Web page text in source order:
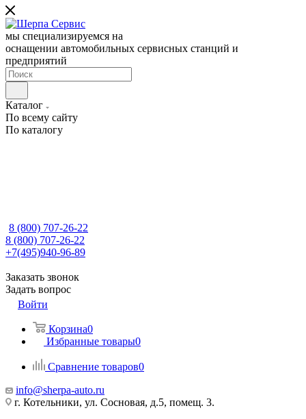
мы специализируемся на
оснащении автомобильных сервисных станций и
предприятий
Каталог
По всему сайту
По каталогу
8 (800) 707-26-22
8 (800) 707-26-22
+7(495)940-96-89
Заказать звонок
Задать вопрос
Войти
Корзина0
Избранные товары0
Сравнение товаров0
info@sherpa-auto.ru
г. Котельники, ул. Сосновая, д.5, помещ. 3.